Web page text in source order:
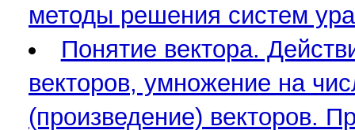
методы решения систем
Понятие вектора.
векторов, умножение на
(произведение) векторов.